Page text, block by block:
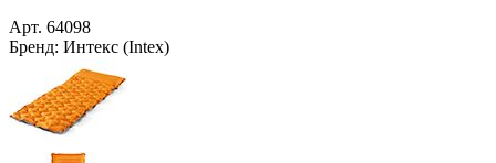
Арт. 64098
Бренд: Интекс (Intex)